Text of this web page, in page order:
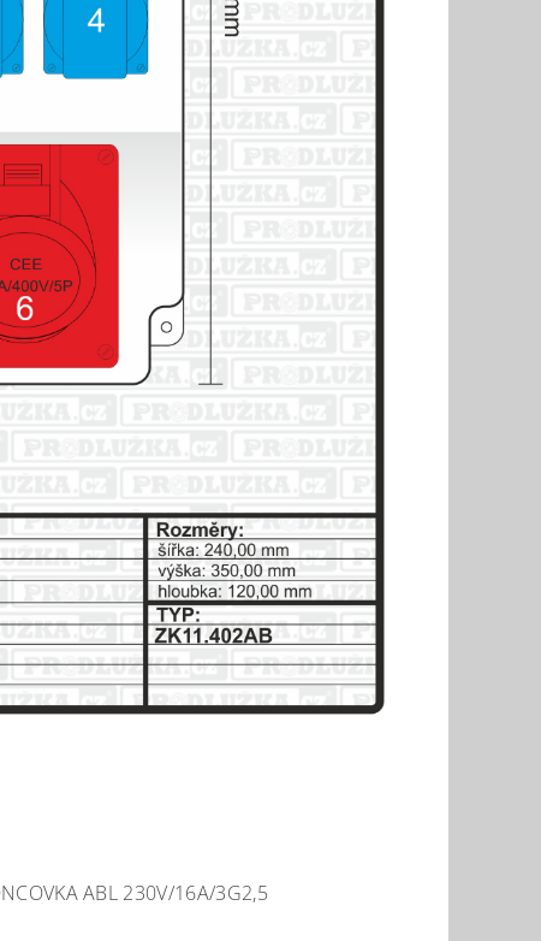
ABL 230V/16A/3G2,5